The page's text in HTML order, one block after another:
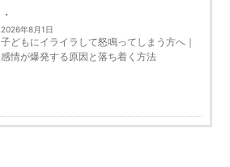
2026年8月1日
子どもにイライラして怒鳴ってしまう方へ｜
感情が爆発する原因と落ち着く方法